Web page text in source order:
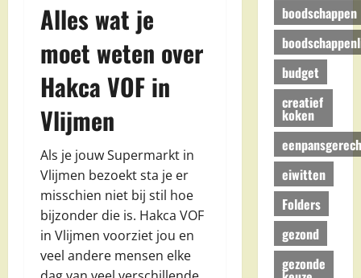
Alles wat je
moet weten over
Hakca VOF in
Vlijmen
Als je jouw Supermarkt in
Vlijmen bezoekt sta je er
misschien niet bij stil hoe
bijzonder die is. Hakca VOF
in Vlijmen voorziet jou en
veel andere mensen elke
boodschappen
budget
creatief
koken
eiwitten
Folders
gezond
gezonde